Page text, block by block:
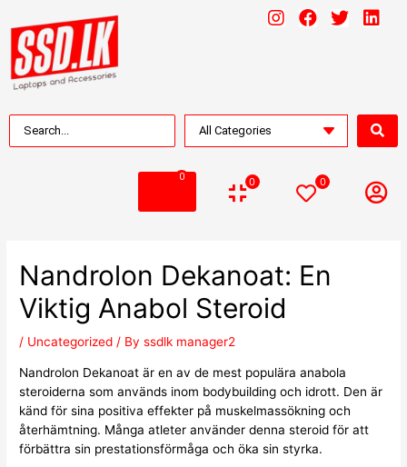
0 0 0
Nandrolon Dekanoat: En
Viktig Anabol Steroid
/ Uncategorized / Byssdlk manager2
Nandrolon Dekanoat är en av de mest populära anabola
steroiderna som används inom bodybuilding och idrott. Den är
känd för sina positiva effekter på muskelmassökning och
återhämtning. Många atleter använder denna steroid för att
förbättra sin prestationsförmåga och öka sin styrka.